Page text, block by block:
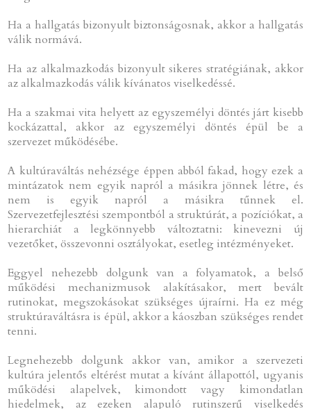
Ha a hallgatás bizonyult biztonságosnak, akkor a hallgatás
válik normává.
Ha az alkalmazkodás bizonyult sikeres stratégiának, akkor
az alkalmazkodás válik kívánatos viselkedéssé.
Ha a szakmai vita helyett az egyszemélyi döntés járt kisebb
kockázattal, akkor az egyszemélyi döntés épül be a
szervezet működésébe.
A kultúraváltás nehézsége éppen abból fakad, hogy ezek a
mintázatok nem egyik napról a másikra jönnek létre, és
nem is egyik napról a másikra tűnnek el.
Szervezetfejlesztési szempontból a struktúrát, a pozíciókat, a
hierarchiát a legkönnyebb változtatni: kinevezni új
vezetőket, összevonni osztályokat, esetleg intézményeket.
Eggyel nehezebb dolgunk van a folyamatok, a belső
működési mechanizmusok alakításakor, mert bevált
rutinokat, megszokásokat szükséges újraírni. Ha ez még
struktúraváltásra is épül, akkor a káoszban szükséges rendet
tenni.
Legnehezebb dolgunk akkor van, amikor a szervezeti
kultúra jelentős eltérést mutat a kívánt állapottól, ugyanis
működési alapelvek, kimondott vagy kimondatlan
hiedelmek, az ezeken alapuló rutinszerű viselkedés